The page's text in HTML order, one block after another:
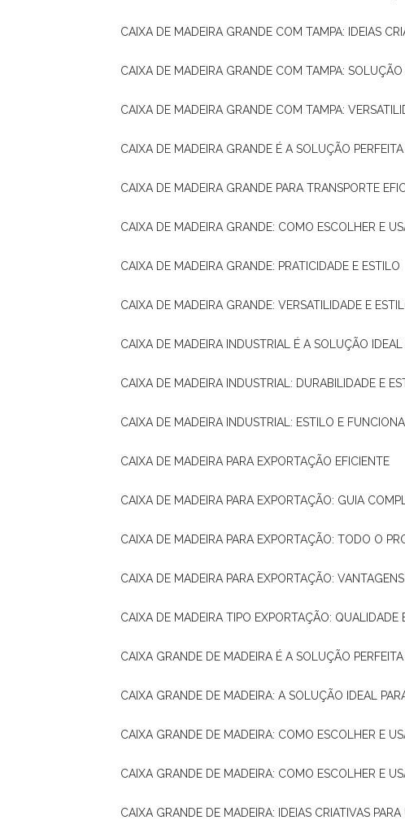
CAIXA DE MADEIRA GRANDE COM TAMPA: IDEIAS
CAIXA DE MADEIRA GRANDE COM TAMPA:
CAIXA DE MADEIRA GRANDE COM TAMPA:
CAIXA DE MADEIRA GRANDE É A SOLUÇÃO
CAIXA DE MADEIRA GRANDE PARA TRANSPORTE
CAIXA DE MADEIRA GRANDE: COMO ESCOLHER E
CAIXA DE MADEIRA GRANDE: PRATICIDADE E ESTILO
CAIXA DE MADEIRA GRANDE: VERSATILIDADE E
CAIXA DE MADEIRA INDUSTRIAL É A SOLUÇÃO
CAIXA DE MADEIRA INDUSTRIAL: DURABILIDADE E
CAIXA DE MADEIRA INDUSTRIAL: ESTILO E
CAIXA DE MADEIRA PARA EXPORTAÇÃO EFICIENTE
CAIXA DE MADEIRA PARA EXPORTAÇÃO: GUIA
CAIXA DE MADEIRA PARA EXPORTAÇÃO: TODO O
CAIXA DE MADEIRA PARA EXPORTAÇÃO:
CAIXA DE MADEIRA TIPO EXPORTAÇÃO: QUALIDADE
CAIXA GRANDE DE MADEIRA É A SOLUÇÃO
CAIXA GRANDE DE MADEIRA: A SOLUÇÃO IDEAL
CAIXA GRANDE DE MADEIRA: COMO ESCOLHER E
CAIXA GRANDE DE MADEIRA: COMO ESCOLHER E
CAIXA GRANDE DE MADEIRA: IDEIAS CRIATIVAS PARA